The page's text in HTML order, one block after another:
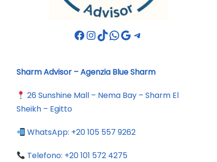
Facebook InstagramTikTok WhatsApp Google Telegram
Sharm Advisor – Agenzia Blue Sharm
26 Sunshine Mall – Nema Bay – Sharm El
Sheikh – Egitto
WhatsApp: +20 105 557 9262
Telefono: +20 101 572 4275